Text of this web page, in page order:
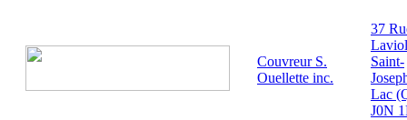
Couvreur S.
Ouellette inc.
37
Saint-
Lac
J0N